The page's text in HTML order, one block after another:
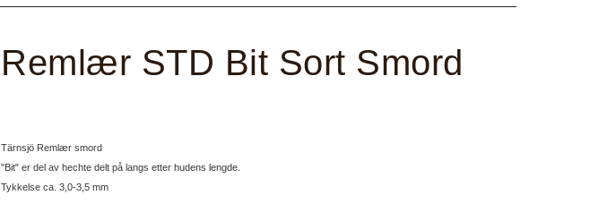
Remlær STD Bit Sort Smord
Tärnsjö Remlær smord
"Bit" er del av hechte delt på langs etter hudens lengde.
Tykkelse ca. 3,0-3,5 mm